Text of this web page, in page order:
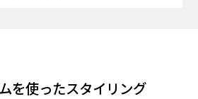
を使ったスタイリング